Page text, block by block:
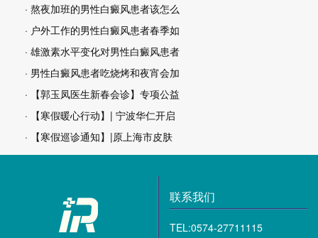
· 熬夜加班的男性白癜风患者该怎么
· 户外工作的男性白癜风患者春季如
· 雄激素水平变化对男性白癜风患者
· 男性白癜风患者吃烧烤和夜宵会加
· 【郭玉凤医生新春会诊】专项公益
· 【寒假暖心行动】| 宁波华仁开启
· 【寒假巡诊通知】|原上海市皮肤
联系我们
TEL:0574-27711115